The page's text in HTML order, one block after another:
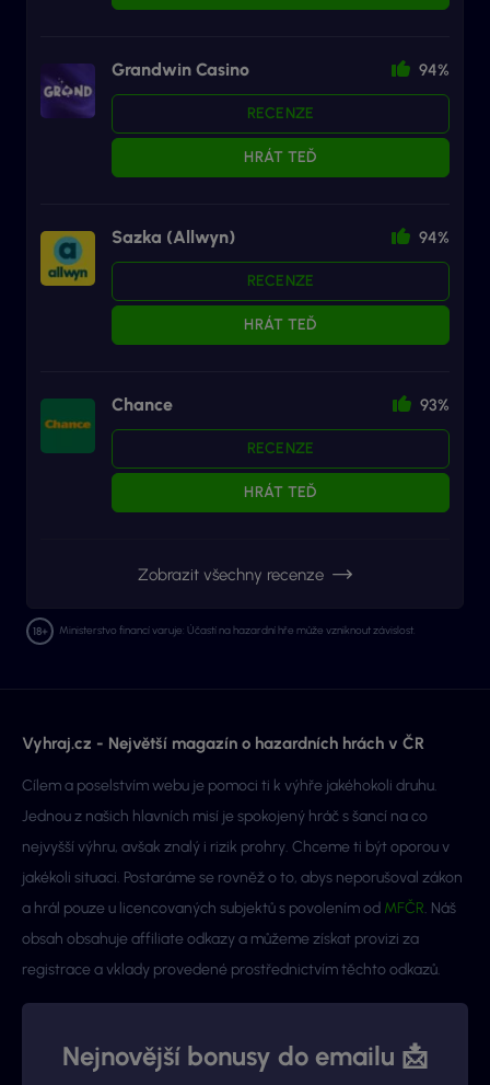
Grandwin Casino 94%
RECENZE
HRÁT TEĎ
Sazka (Allwyn) 94%
RECENZE
HRÁT TEĎ
Chance 93%
RECENZE
HRÁT TEĎ
Zobrazit všechny recenze
Ministerstvo financí varuje: Účastí na hazardní hře může vzniknout závislost.
Vyhraj.cz - Největší magazín o hazardních hrách v ČR
Cílem a poselstvím webu je pomoci ti k výhře jakéhokoli druhu.
Jednou z našich hlavních misí je spokojený hráč s šancí na co
nejvyšší výhru, avšak znalý i rizik prohry. Chceme ti být oporou v
jakékoli situaci. Postaráme se rovněž o to, abys neporušoval zákon
a hrál pouze u licencovaných subjektů s povolením od MFČR. Náš
obsah obsahuje affiliate odkazy a můžeme získat provizi za
registrace a vklady provedené prostřednictvím těchto odkazů.
Nejnovější bonusy do emailu 📩